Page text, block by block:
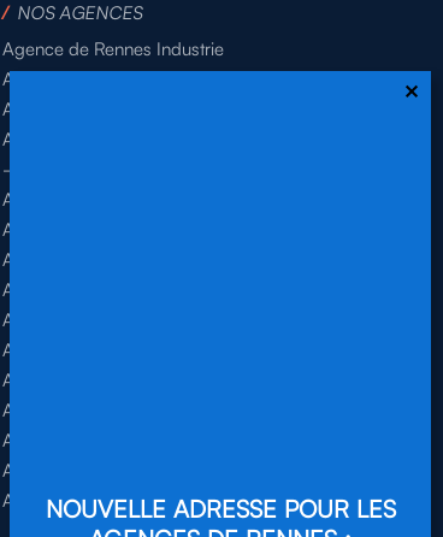
/ NOS AGENCES
Agence de Rennes Industrie
Agence de Rennes Généraliste
Agence de Rennes BTP
Agence de Rennes Tertiaire
–
Agence de Brest
Agence de Dinan
Agence de Lamballe
Agence de Landivisiau
Agence de Pontivy
Agence de Quimper
Agence de Quimperlé
Agence de Saint-Brieuc
Agence de Saint-Malo
Agence de Vannes
Agence de Vitré
NOUVELLE ADRESSE POUR LES